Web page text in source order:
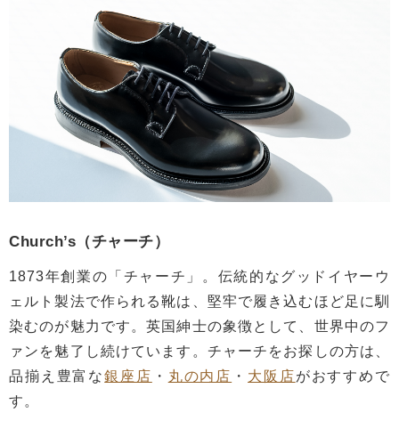
Church’s（チャーチ）
1873年創業の「チャーチ」。伝統的なグッドイヤーウ
ェルト製法で作られる靴は、堅牢で履き込むほど足に馴
染むのが魅力です。英国紳士の象徴として、世界中のフ
ァンを魅了し続けています。チャーチをお探しの方は、
品揃え豊富な銀座店 ・ 丸の内店 ・ 大阪店 がおすすめで
す。